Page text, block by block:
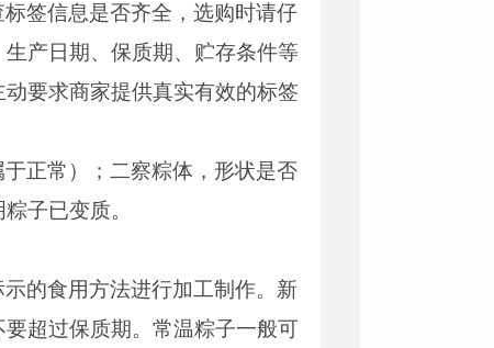
签信息是否齐全，选购时请仔
产日期、保质期、贮存条件等
要求商家提供真实有效的标签
正常）；二察粽体，形状是否
子已变质。
的食用方法进行加工制作。新
超过保质期。常温粽子一般可